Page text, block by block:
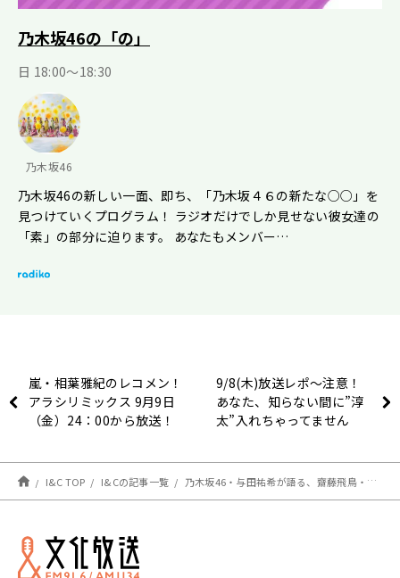
乃木坂46の「の」
日 18:00～18:30
乃木坂46
乃木坂46の新しい一面、即ち、「乃木坂４６の新たな○○」を
見つけていくプログラム！ ラジオだけでしか見せない彼女達の
「素」の部分に迫ります。 あなたもメンバー…
嵐・相葉雅紀のレコメン！
アラシリミックス 9月9日
（金）24：00から放送！
9/8(木)放送レポ〜注意！
あなた、知らない間に”淳
太”入れちゃってません
I&C TOP I&Cの記事一覧 乃木坂46・与田祐希が語る、齋藤飛鳥・西野七瀬との秘話とは？